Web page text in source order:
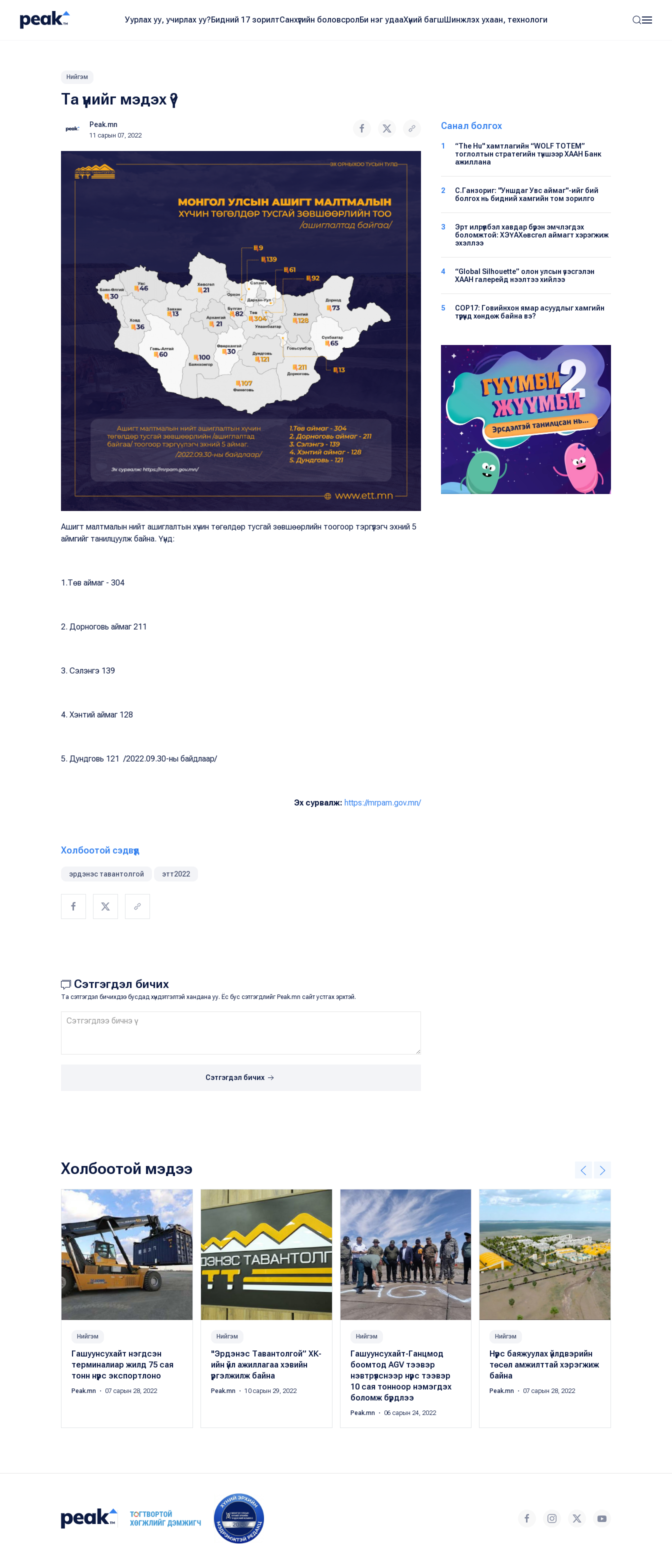
Уурлах уу, учирлах уу?Бидний 17 зорилтСанхүүгийн боловсролБи нэг удааХүний багшШинжлэх ухаан, технологи
Нийгэм
Та үүнийг мэдэх үү?
Peak.mn
11 сарын 07, 2022
Ашигт малтмалын нийт ашиглалтын хүчин төгөлдөр тусгай зөвшөөрлийн тоогоор тэргүүлэгч эхний 5
аймгийг танилцуулж байна. Үүнд:
1.Төв аймаг - 304
2. Дорноговь аймаг 211
3. Сэлэнгэ 139
4. Хэнтий аймаг 128
5. Дундговь 121 /2022.09.30-ны байдлаар/
Эх сурвалж: https://mrpam.gov.mn/
Холбоотой сэдвүүд
эрдэнэс тавантолгой этт2022
Сэтгэгдэл бичих
Та сэтгэгдэл бичихдээ бусдад хүндэтгэлтэй хандана уу. Ёс бус сэтгэгдлийг Peak.mn сайт устгах эрхтэй.
Сэтгэгдэл бичих
Санал болгох
1
“The Hu" хамтлагийн “WOLF TOTEM”
тоглолтын стратегийн түншээр ХААН Банк
ажиллана
2
С.Ганзориг: "Уншдаг Увс аймаг"-ийг бий
болгох нь бидний хамгийн том зорилго
3
Эрт илрүүлбэл хавдар бүрэн эмчлэгдэх
боломжтой: ХЭҮА​Хөвсгөл аймагт хэрэгжиж
эхэллээ
4
“Global Silhouette” олон улсын үзэсгэлэн
ХААН галерейд нээлтээ хийлээ
5
COP17: Говийнхон ямар асуудлыг хамгийн
түрүүнд хөндөж байна вэ?
Холбоотой мэдээ
Нийгэм
Гашуунсухайт нэгдсэн
терминалиар жилд 75 сая
тонн нүүрс экспортлоно
Peak.mn ・ 07 сарын 28, 2022
Нийгэм
"Эрдэнэс Тавантолгой” ХК-
ийн үйл ажиллагаа хэвийн
үргэлжилж байна
Peak.mn ・ 10 сарын 29, 2022
Нийгэм
Гашуунсухайт-Ганцмод
боомтод AGV тээвэр
нэвтрүүлснээр нүүрс тээвэр
10 сая тонноор нэмэгдэх
боломж бүрдлээ
Peak.mn ・ 06 сарын 24, 2022
Нийгэм
Нүүрс баяжуулах үйлдвэрийн
төсөл амжилттай хэрэгжиж
байна
Peak.mn ・ 07 сарын 28, 2022